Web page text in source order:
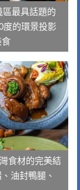
區最具話題的
度的環景投影
食
食材的完美結
油封鴨腿、